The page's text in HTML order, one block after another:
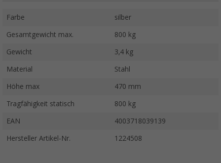
Farbe silber
Gesamtgewicht max. 800 kg
Gewicht 3,4 kg
Material Stahl
Höhe max 470 mm
Tragfähigkeit statisch 800 kg
EAN 4003718039139
Hersteller Artikel-Nr. 1224508